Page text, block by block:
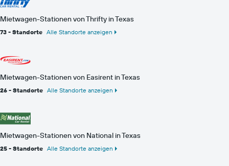
Mietwagen-Stationen von Thrifty in Texas
73 - Standorte Alle Standorte anzeigen
Mietwagen-Stationen von Easirent in Texas
26 - Standorte Alle Standorte anzeigen
Mietwagen-Stationen von National in Texas
25 - Standorte Alle Standorte anzeigen